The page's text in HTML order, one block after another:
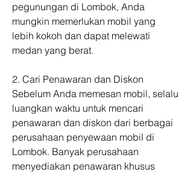
pegunungan di Lombok, Anda
mungkin memerlukan mobil yang
lebih kokoh dan dapat melewati
medan yang berat.
2. Cari Penawaran dan Diskon
Sebelum Anda memesan mobil, selalu
luangkan waktu untuk mencari
penawaran dan diskon dari berbagai
perusahaan penyewaan mobil di
Lombok. Banyak perusahaan
menyediakan penawaran khusus